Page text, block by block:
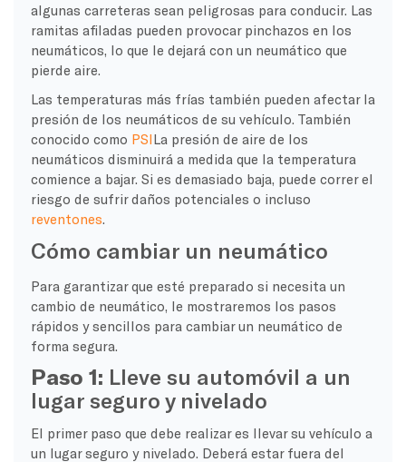
algunas carreteras sean peligrosas para conducir. Las
ramitas afiladas pueden provocar pinchazos en los
neumáticos, lo que le dejará con un neumático que
pierde aire.
Las temperaturas más frías también pueden afectar la
presión de los neumáticos de su vehículo. También
conocido como PSILa presión de aire de los
neumáticos disminuirá a medida que la temperatura
comience a bajar. Si es demasiado baja, puede correr el
riesgo de sufrir daños potenciales o incluso
reventones
Cómo cambiar un neumático
Para garantizar que esté preparado si necesita un
cambio de neumático, le mostraremos los pasos
rápidos y sencillos para cambiar un neumático de
forma segura.
Paso 1: Lleve su automóvil a un
lugar seguro y nivelado
El primer paso que debe realizar es llevar su vehículo a
un lugar seguro y nivelado. Deberá estar fuera del